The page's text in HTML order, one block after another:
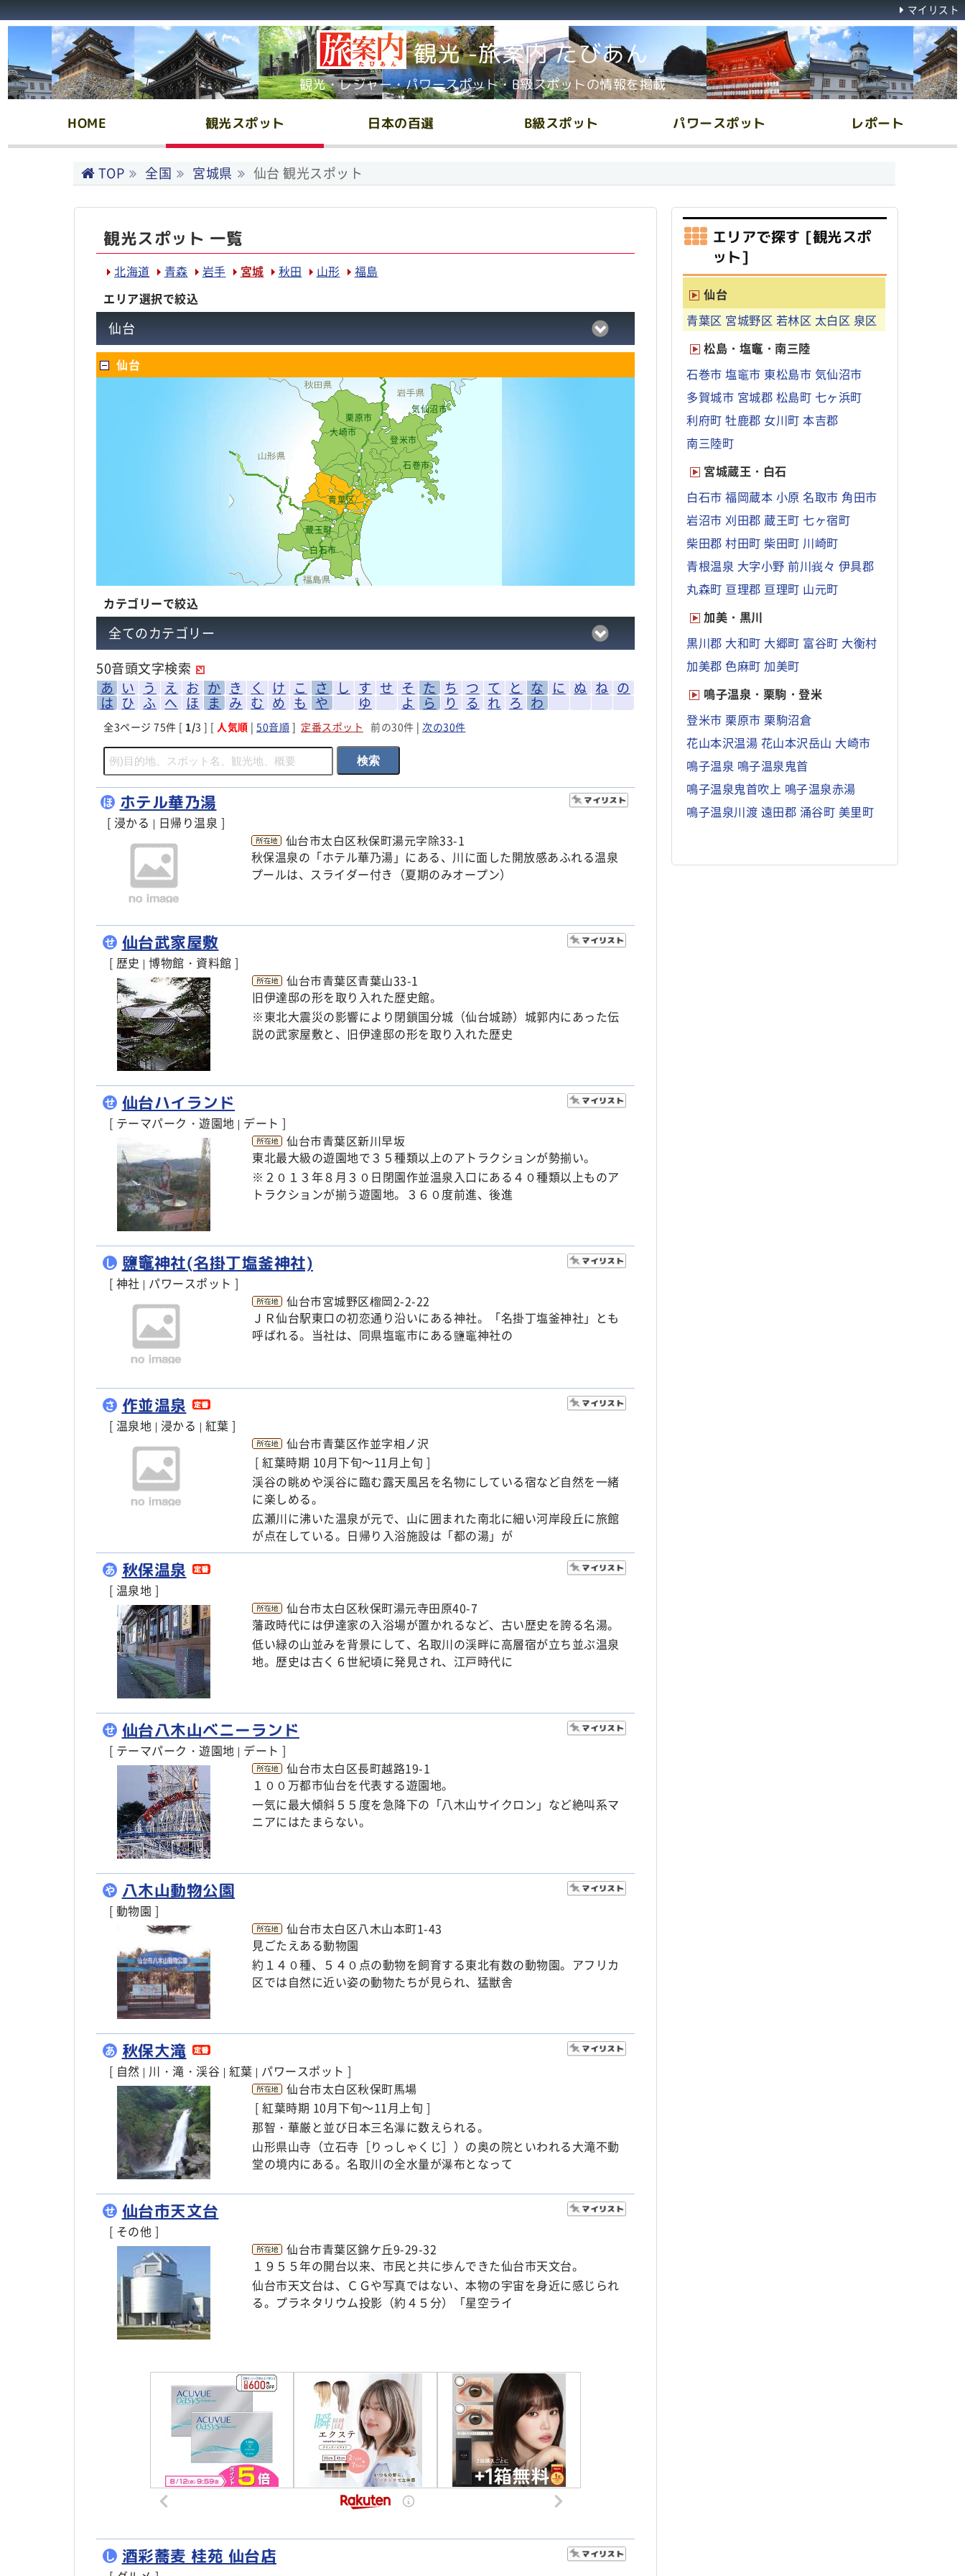
観光 -旅案内 たびあん
観光・レジャー・パワースポット・B級スポットの情報を掲載
HOME 観光スポット 日本の百選 B級スポット パワースポット レポート
マイリスト
TOP 全国 宮城県 仙台 観光スポット
観光スポット 一覧
北海道 青森 岩手 宮城 秋田 山形
福島
エリア選択で絞込
仙台
仙台
栗原市
大崎市
登米市
石巻市
気仙沼市
青葉区
白石市
蔵王町
カテゴリーで絞込
全てのカテゴリー
50音頭文字検索
あ い う え お か き く け こ さ し す せ そ た ち つ て と な に ぬ ね の
は ひ ふ へ ほ ま み む め も や ゆ よ ら り る れ ろ わ
全3ページ 75件 [ 1/3 ] [ 人気順 | 50音順 ] 定番スポット 前の30件 | 次の30件
ほ ホテル華乃湯
[ 浸かる | 日帰り温泉 ]
仙台市太白区秋保町湯元字除33-1
秋保温泉の「ホテル華乃湯」にある、川に面した開放感あふれる温泉
プールは、スライダー付き（夏期のみオープン）
せ 仙台武家屋敷
[ 歴史 | 博物館・資料館 ]
仙台市青葉区青葉山33-1
旧伊達邸の形を取り入れた歴史館。
※東北大震災の影響により閉鎖国分城（仙台城跡）城郭内にあった伝
説の武家屋敷と、旧伊達邸の形を取り入れた歴史
せ 仙台ハイランド
[ テーマパーク・遊園地 | デート ]
仙台市青葉区新川早坂
東北最大級の遊園地で３５種類以上のアトラクションが勢揃い。
※２０１３年８月３０日閉園作並温泉入口にある４０種類以上ものア
トラクションが揃う遊園地。３６０度前進、後進
し 鹽竈神社(名掛丁塩釜神社)
[ 神社 | パワースポット ]
仙台市宮城野区榴岡2-2-22
ＪＲ仙台駅東口の初恋通り沿いにある神社。「名掛丁塩釜神社」とも
呼ばれる。当社は、同県塩竈市にある鹽竈神社の
さ 作並温泉
[ 温泉地 | 浸かる | 紅葉 ]
仙台市青葉区作並字相ノ沢
[ 紅葉時期 10月下旬～11月上旬 ]
渓谷の眺めや渓谷に臨む露天風呂を名物にしている宿など自然を一緒
に楽しめる。
広瀬川に沸いた温泉が元で、山に囲まれた南北に細い河岸段丘に旅館
が点在している。日帰り入浴施設は「都の湯」が
あ 秋保温泉
[ 温泉地 ]
仙台市太白区秋保町湯元寺田原40-7
藩政時代には伊達家の入浴場が置かれるなど、古い歴史を誇る名湯。
低い緑の山並みを背景にして、名取川の渓畔に高層宿が立ち並ぶ温泉
地。歴史は古く６世紀頃に発見され、江戸時代に
せ 仙台八木山ベニーランド
[ テーマパーク・遊園地 | デート ]
仙台市太白区長町越路19-1
１００万都市仙台を代表する遊園地。
一気に最大傾斜５５度を急降下の「八木山サイクロン」など絶叫系マ
ニアにはたまらない。
や 八木山動物公園
[ 動物園 ]
仙台市太白区八木山本町1-43
見ごたえある動物園
約１４０種、５４０点の動物を飼育する東北有数の動物園。アフリカ
区では自然に近い姿の動物たちが見られ、猛獣舎
あ 秋保大滝
[ 自然 | 川・滝・渓谷 | 紅葉 | パワースポット ]
仙台市太白区秋保町馬場
[ 紅葉時期 10月下旬～11月上旬 ]
那智・華厳と並び日本三名瀑に数えられる。
山形県山寺（立石寺［りっしゃくじ］）の奥の院といわれる大滝不動
堂の境内にある。名取川の全水量が瀑布となって
せ 仙台市天文台
[ その他 ]
仙台市青葉区錦ケ丘9-29-32
１９５５年の開台以来、市民と共に歩んできた仙台市天文台。
仙台市天文台は、ＣＧや写真ではない、本物の宇宙を身近に感じられ
る。プラネタリウム投影（約４５分）「星空ライ
し 酒彩蕎麦 桂苑 仙台店
エリアで探す [観光スポ
ット]
仙台
青葉区 宮城野区 若林区 太白区 泉区
松島・塩竈・南三陸
石巻市 塩竈市 東松島市 気仙沼市
多賀城市 宮城郡 松島町 七ヶ浜町
利府町 牡鹿郡 女川町 本吉郡
南三陸町
宮城蔵王・白石
白石市 福岡蔵本 小原 名取市 角田市
岩沼市 刈田郡 蔵王町 七ヶ宿町
柴田郡 村田町 柴田町 川崎町
青根温泉 大字小野 前川峩々 伊具郡
丸森町 亘理郡 亘理町 山元町
加美・黒川
黒川郡 大和町 大郷町 富谷町 大衡村
加美郡 色麻町 加美町
鳴子温泉・栗駒・登米
登米市 栗原市 栗駒沼倉
花山本沢温湯 花山本沢岳山 大崎市
鳴子温泉 鳴子温泉鬼首
鳴子温泉鬼首吹上 鳴子温泉赤湯
鳴子温泉川渡 遠田郡 涌谷町 美里町